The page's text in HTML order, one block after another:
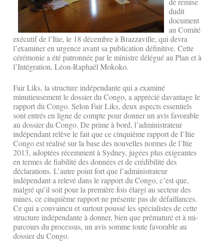
dudit
document
au Comité
exécutif de l’Itie, le 18 décembre à Brazzaville, qui devra
l’examiner en urgence avant sa publication définitive. Cette
cérémonie a été patronnée par le ministre délégué au Plan et à
l’Intégration, Léon-Raphaël Mokoko.
Fair Liks, la structure indépendante qui a examiné
minutieusement le dossier du Congo, a apprécié davantage le
rapport du Congo. Selon Fair Liks, deux aspects essentiels
sont entrés en ligne de compte pour donner un avis favorable
au dossier du Congo. De prime à bord, l’administrateur
indépendant relève le fait que ce cinquième rapport de I’Itie
Congo est réalisé sur la base des nouvelles normes de l’Itie
2013, adoptées récemment à Sydney, jugées plus exigeantes
en termes de fiabilité des données et de crédibilité des
déclarations. L’autre point fort que l’administrateur
indépendant a relevé dans le rapport du Congo, c’est que,
malgré qu’il soit pour la première fois élargi au secteur des
mines, ce cinquième rapport ne présente pas de défaillances.
Ce qui a convaincu et surtout poussé les spécialistes de cette
structure indépendante à donner, bien que prématuré et à mi-
parcours du processus, un avis somme toute favorable au
dossier du Congo.